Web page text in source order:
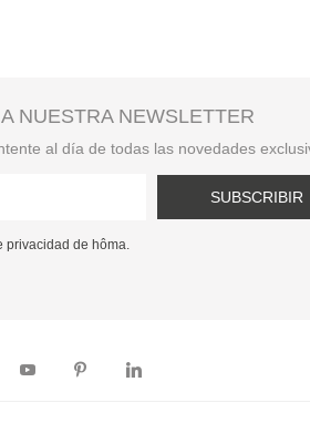
NUESTRA NEWSLETTER
al día de todas las novedades
SUBSCRIBIR
privacidad de hôma.